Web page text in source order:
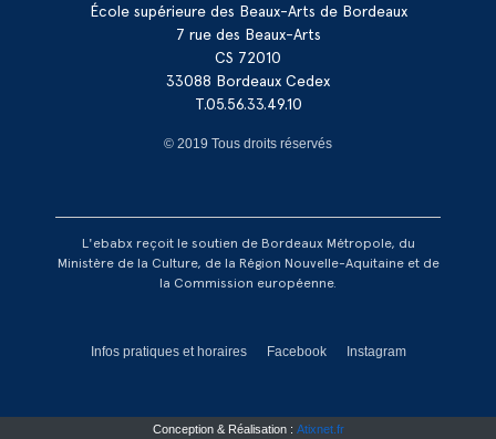
École supérieure des Beaux-Arts de Bordeaux
7 rue des Beaux-Arts
CS 72010
33088 Bordeaux Cedex
T.05.56.33.49.10
© 2019 Tous droits réservés
L'ebabx reçoit le soutien de Bordeaux Métropole, du
Ministère de la Culture, de la Région Nouvelle-Aquitaine et de
la Commission européenne.
Réseaux footer
Infos pratiques et horaires Facebook Instagram
Conception & Réalisation : Atixnet.fr